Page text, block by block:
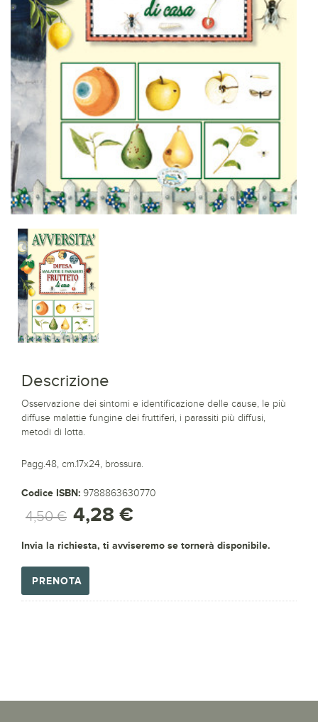
Descrizione
Osservazione dei sintomi e identificazione delle cause, le più
diffuse malattie fungine dei fruttiferi, i parassiti più diffusi,
metodi di lotta.
Pagg.48, cm.17x24, brossura.
Codice ISBN: 9788863630770
4,50 € 4,28 €
Invia la richiesta, ti avviseremo se tornerà disponibile.
PRENOTA